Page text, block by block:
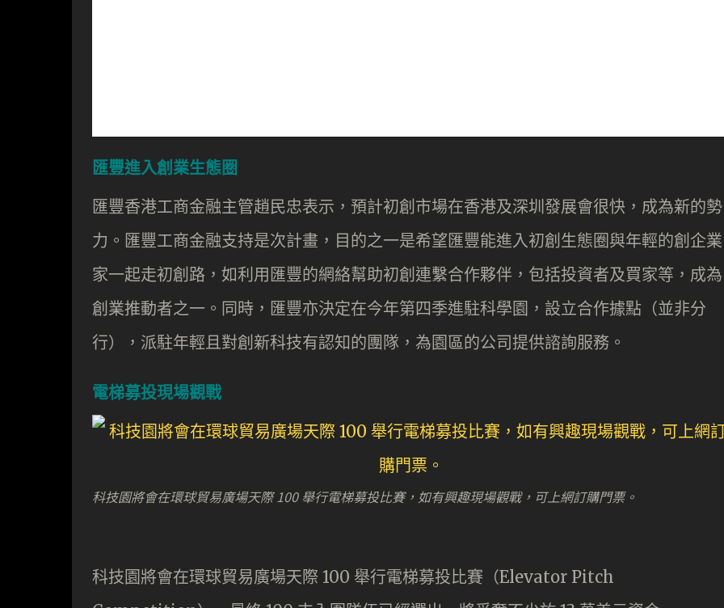
匯豐進入創業生態圈
匯豐香港工商金融主管趙民忠表示，預計初創市場在香港及深圳發展會很快，成為新的勢
力。匯豐工商金融支持是次計畫，目的之一是希望匯豐能進入初創生態圈與年輕的創企業
家一起走初創路，如利用匯豐的網絡幫助初創連繫合作夥伴，包括投資者及買家等，成為
創業推動者之一。同時，匯豐亦決定在今年第四季進駐科學園，設立合作據點（並非分
行），派駐年輕且對創新科技有認知的團隊，為園區的公司提供諮詢服務。
電梯募投現場觀戰
科技園將會在環球貿易廣場天際 100 舉行電梯募投比賽，如有興趣現場觀戰，可上網訂購門票。
科技園將會在環球貿易廣場天際 100 舉行電梯募投比賽（Elevator Pitch